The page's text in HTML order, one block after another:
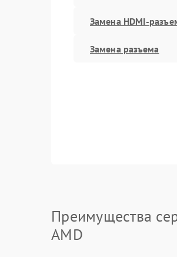
Замена HDMI-
Замена разъема
Преимущества
AMD